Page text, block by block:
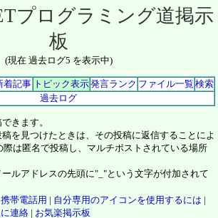
プログラミング道掲示
板
(現在 過去ログ5 を表示中)
着記事 トピック表示発言ランク ファイル一覧 検索
過去ログ
きます。
を見つけたときは、その投稿に返信することによ
際は匿名で投稿し、マルチポストされている場所
ルアドレスの先頭に"_"という文字が付加されて
携帯電話用 | 自分専用のアイコンを使用するには |
連絡 | お気楽掲示板